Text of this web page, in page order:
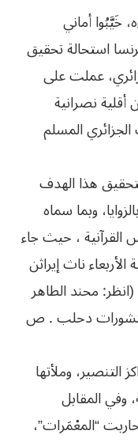
خَيَّبُوا أماني
استحالة تحقيق
عملت على
أقلية نصرانية
المسلم
هذا الهدف
وبما سماه
القرآنية ، حيث جاء
ناث إيراثن
قرآنية. (انظر: محند الطاهر
منشورات دحلب . ص
وملأتها
وفي المقابل
“المعْمَرات”،